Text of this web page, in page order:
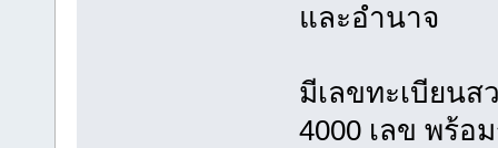
และอำนาจ
มีเลขทะเบียนส
4000 เลข พร้อ